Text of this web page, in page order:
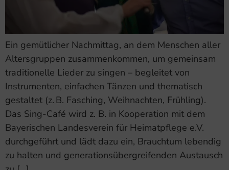
Ein gemütlicher Nachmittag, an dem Menschen aller
Altersgruppen zusammenkommen, um gemeinsam
traditionelle Lieder zu singen – begleitet von
Instrumenten, einfachen Tänzen und thematisch
gestaltet (z. B. Fasching, Weihnachten, Frühling).
Das Sing-Café wird z. B. in Kooperation mit dem
Bayerischen Landesverein für Heimatpflege e.V.
durchgeführt und lädt dazu ein, Brauchtum lebendig
zu halten und generationsübergreifenden Austausch